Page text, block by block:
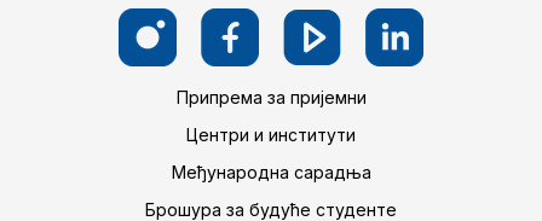
Припрема за пријемни
Центри и институти
Међународна сарадња
Брошура за будуће студенте